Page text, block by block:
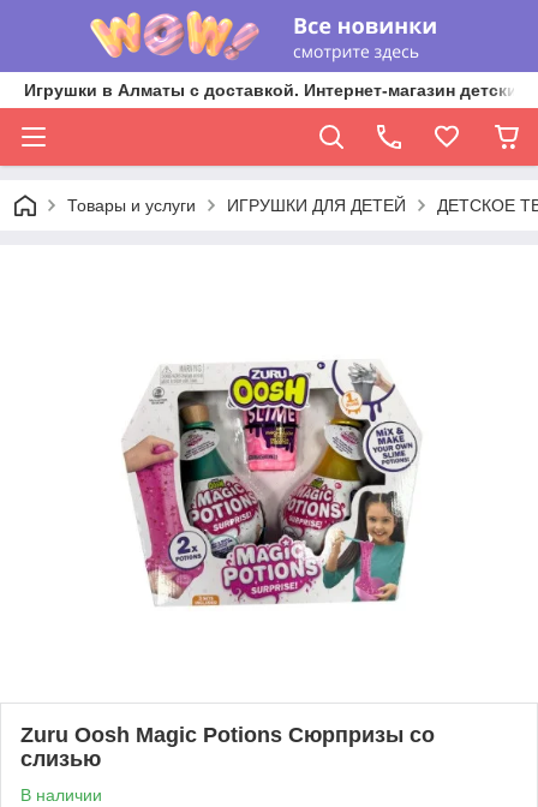
Игрушки в Алматы с доставкой. Интернет-магазин
Товары и услуги ИГРУШКИ ДЛЯ ДЕТЕЙ ДЕТСКОЕ
Zuru Oosh Magic Potions Сюрпризы со
слизью
В наличии